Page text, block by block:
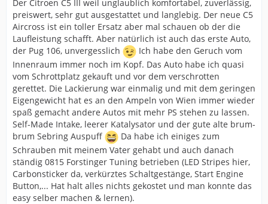
Der Citroen C5 III weil unglaublich komfortabel, zuverlässig,
preiswert, sehr gut ausgestattet und langlebig. Der neue C5
Aircross ist ein toller Ersatz aber mal schauen ob der die
Laufleistung schafft. Aber natürlich ist auch das erste Auto,
der Pug 106, unvergesslich
Ich habe den Geruch vom
Innenraum immer noch im Kopf. Das Auto habe ich quasi
vom Schrottplatz gekauft und vor dem verschrotten
gerettet. Die Lackierung war einmalig und mit dem geringen
Eigengewicht hat es an den Ampeln von Wien immer wieder
spaß gemacht andere Autos mit mehr PS stehen zu lassen.
Self-Made Intake, leerer Katalysator und der gute alte brum-
brum Sebring Auspuff
Da habe ich einiges zum
Schrauben mit meinem Vater gehabt und auch danach
ständig 0815 Forstinger Tuning betrieben (LED Stripes hier,
Carbonsticker da, verkürztes Schaltgestänge, Start Engine
Button,... Hat halt alles nichts gekostet und man konnte das
easy selber machen & lernen).